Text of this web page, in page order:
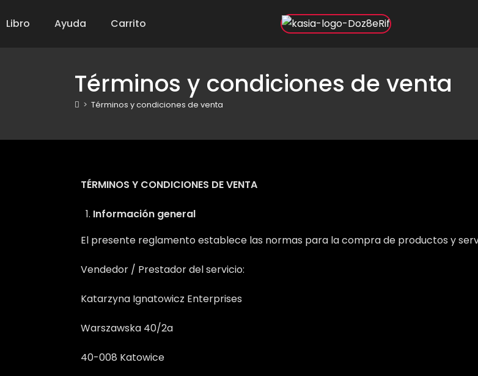
Libro Ayuda Carrito
Términos y condiciones de venta
> Términos y condiciones de venta
TÉRMINOS Y CONDICIONES DE VENTA
Información general
El presente reglamento establece las normas para la compra de productos y
Vendedor / Prestador del servicio:
Katarzyna Ignatowicz Enterprises
Warszawska 40/2a
40-008 Katowice